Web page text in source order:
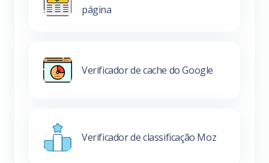
página
Verificador de cache do Google
Verificador de classificação Moz